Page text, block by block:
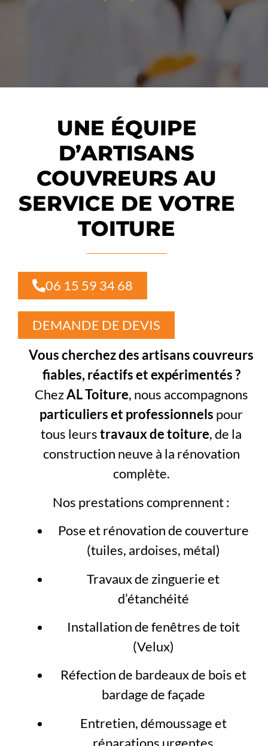
UNE ÉQUIPE
D’ARTISANS
COUVREURS AU
SERVICE DE VOTRE
TOITURE
06 15 59 34 68
DEMANDE DE DEVIS
Vous cherchez des artisans couvreurs
fiables, réactifs et expérimentés ?
ChezAL Toiture, nous accompagnons
particuliers et professionnels pour
tous leurstravaux de toiture, de la
construction neuve à la rénovation
complète.
Nos prestations comprennent :
Pose et rénovation de couverture
(tuiles, ardoises, métal)
Travaux de zinguerie et
d’étanchéité
Installation de fenêtres de toit
(Velux)
Réfection de bardeaux de bois et
bardage de façade
Entretien, démoussage et
réparations urgentes